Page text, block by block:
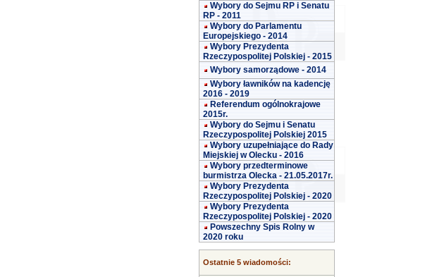
Wybory do Sejmu RP i Senatu
RP - 2011
Wybory do Parlamentu
Europejskiego - 2014
Wybory Prezydenta
Rzeczypospolitej Polskiej - 2015
Wybory samorządowe - 2014
Wybory ławników na kadencję
2016 - 2019
Referendum ogólnokrajowe
2015r.
Wybory do Sejmu i Senatu
Rzeczypospolitej Polskiej 2015
Wybory uzupełniające do Rady
Miejskiej w Olecku - 2016
Wybory przedterminowe
burmistrza Olecka - 21.05.2017r.
Wybory Prezydenta
Rzeczypospolitej Polskiej - 2020
Wybory Prezydenta
Rzeczypospolitej Polskiej - 2020
Powszechny Spis Rolny w
2020 roku
Ostatnie 5 wiadomości: